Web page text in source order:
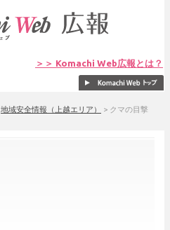
＞＞ Komachi Web広報とは？
地域安全情報（上越エリア） > クマの目撃